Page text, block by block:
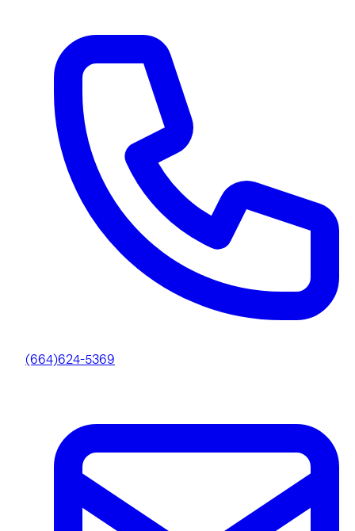
(664)624-5369